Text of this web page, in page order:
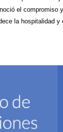
el
la hospitalidad